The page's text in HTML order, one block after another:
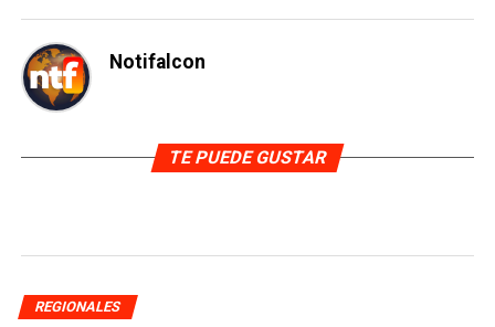
Notifalcon
TE PUEDE GUSTAR
REGIONALES